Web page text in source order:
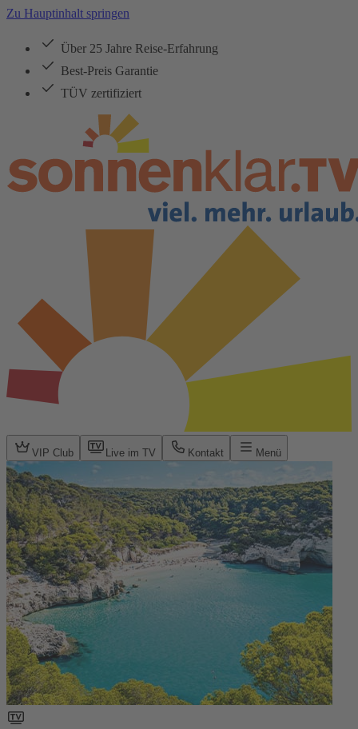
Zu Hauptinhalt springen
Über 25 Jahre Reise-Erfahrung
Best-Preis Garantie
TÜV zertifiziert
VIP Club Live im TV Kontakt Menü